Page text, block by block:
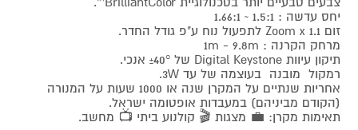
יחס עדשה : 1.5:1 ~ 1.66:1
זום Zoom x 1.1 לתפעול נוח ע"פ גודל החדר.
מרחק הקרנה : 1m - 9.8m
תיקון עיוות Digital Keystone של ±40° אנכי.
רמקול מובנה בעוצמה של עד 3W.
אחריות שנתיים על המקרן שנה או 1000 שעות על המנורה
(הקודם מביניהם) במעבדות אופטומה ישראל.
תאימות מקרן: 💼 מצגות 🎬 קולנוע ביתי 📺 מחשב.